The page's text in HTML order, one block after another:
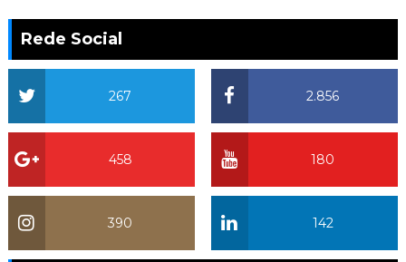
Rede Social
2.856
267
180
458
142
390